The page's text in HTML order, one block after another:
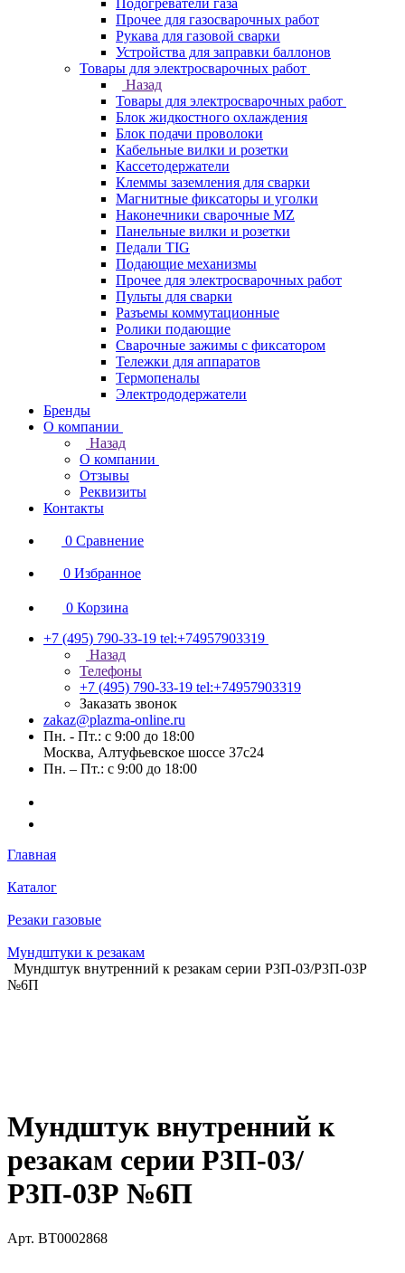
Подогреватели газа
Прочее для газосварочных работ
Рукава для газовой сварки
Устройства для заправки баллонов
Товары для электросварочных работ
Назад
Товары для электросварочных работ
Блок жидкостного охлаждения
Блок подачи проволоки
Кабельные вилки и розетки
Кассетодержатели
Клеммы заземления для сварки
Магнитные фиксаторы и уголки
Наконечники сварочные MZ
Панельные вилки и розетки
Педали TIG
Подающие механизмы
Прочее для электросварочных работ
Пульты для сварки
Разъемы коммутационные
Ролики подающие
Сварочные зажимы с фиксатором
Тележки для аппаратов
Термопеналы
Электрододержатели
Бренды
О компании
Назад
О компании
Отзывы
Реквизиты
Контакты
0 Сравнение
0 Избранное
0 Корзина
+7 (495) 790-33-19 tel:+74957903319
Назад
Телефоны
+7 (495) 790-33-19 tel:+74957903319
Заказать звонок
zakaz@plazma-online.ru
Пн. - Пт.: с 9:00 до 18:00
Москва, Алтуфьевское шоссе 37с24
Пн. – Пт.: с 9:00 до 18:00
Главная
Каталог
Резаки газовые
Мундштуки к резакам
Мундштук внутренний к резакам серии Р3П-03/Р3П-03Р
№6П
Мундштук внутренний к
резакам серии Р3П-03/
Р3П-03Р №6П
Арт. BT0002868